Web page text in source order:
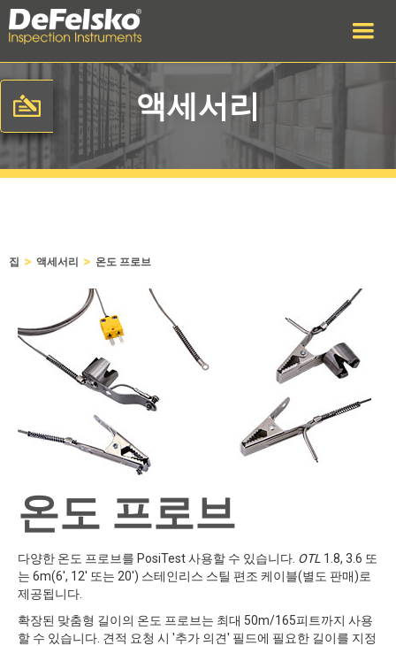
액세서리
집 > 액세서리 > 온도 프로브
온도 프로브
다양한 온도 프로브를 PosiTest 사용할 수 있습니다. OTL 1.8, 3.6 또
는 6m(6', 12' 또는 20') 스테인리스 스틸 편조 케이블(별도 판매)로
제공됩니다.
확장된 맞춤형 길이의 온도 프로브는 최대 50m/165피트까지 사용
할 수 있습니다. 견적 요청 시 '추가 의견' 필드에 필요한 길이를 지정